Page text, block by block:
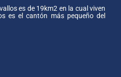
es de 19km2 en la cual viven
es el cantón más pequeño del